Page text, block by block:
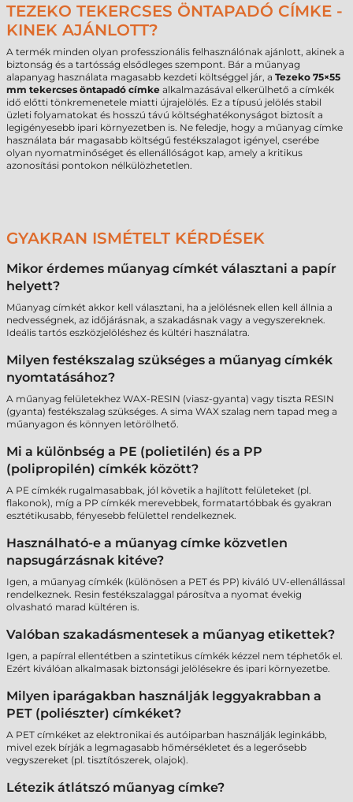
TEZEKO TEKERCSES ÖNTAPADÓ CÍMKE -
KINEK AJÁNLOTT?
A termék minden olyan professzionális felhasználónak ajánlott, akinek a
biztonság és a tartósság elsődleges szempont. Bár a műanyag
alapanyag használata magasabb kezdeti költséggel jár, a Tezeko 75×55
mm tekercses öntapadó címke alkalmazásával elkerülhető a címkék
idő előtti tönkremenetele miatti újrajelölés. Ez a típusú jelölés stabil
üzleti folyamatokat és hosszú távú költséghatékonyságot biztosít a
legigényesebb ipari környezetben is. Ne feledje, hogy a műanyag címke
használata bár magasabb költségű festékszalagot igényel, cserébe
olyan nyomatminőséget és ellenállóságot kap, amely a kritikus
azonosítási pontokon nélkülözhetetlen.
GYAKRAN ISMÉTELT KÉRDÉSEK
Mikor érdemes műanyag címkét választani a papír
helyett?
Műanyag címkét akkor kell választani, ha a jelölésnek ellen kell állnia a
nedvességnek, az időjárásnak, a szakadásnak vagy a vegyszereknek.
Ideális tartós eszközjelöléshez és kültéri használatra.
Milyen festékszalag szükséges a műanyag címkék
nyomtatásához?
A műanyag felületekhez WAX-RESIN (viasz-gyanta) vagy tiszta RESIN
(gyanta) festékszalag szükséges. A sima WAX szalag nem tapad meg a
műanyagon és könnyen letörölhető.
Mi a különbség a PE (polietilén) és a PP
(polipropilén) címkék között?
A PE címkék rugalmasabbak, jól követik a hajlított felületeket (pl.
flakonok), míg a PP címkék merevebbek, formatartóbbak és gyakran
esztétikusabb, fényesebb felülettel rendelkeznek.
Használható-e a műanyag címke közvetlen
napsugárzásnak kitéve?
Igen, a műanyag címkék (különösen a PET és PP) kiváló UV-ellenállással
rendelkeznek. Resin festékszalaggal párosítva a nyomat évekig
olvasható marad kültéren is.
Valóban szakadásmentesek a műanyag etikettek?
Igen, a papírral ellentétben a szintetikus címkék kézzel nem téphetők el.
Ezért kiválóan alkalmasak biztonsági jelölésekre és ipari környezetbe.
Milyen iparágakban használják leggyakrabban a
PET (poliészter) címkéket?
A PET címkéket az elektronikai és autóiparban használják leginkább,
mivel ezek bírják a legmagasabb hőmérsékletet és a legerősebb
vegyszereket (pl. tisztítószerek, olajok).
Létezik átlátszó műanyag címke?